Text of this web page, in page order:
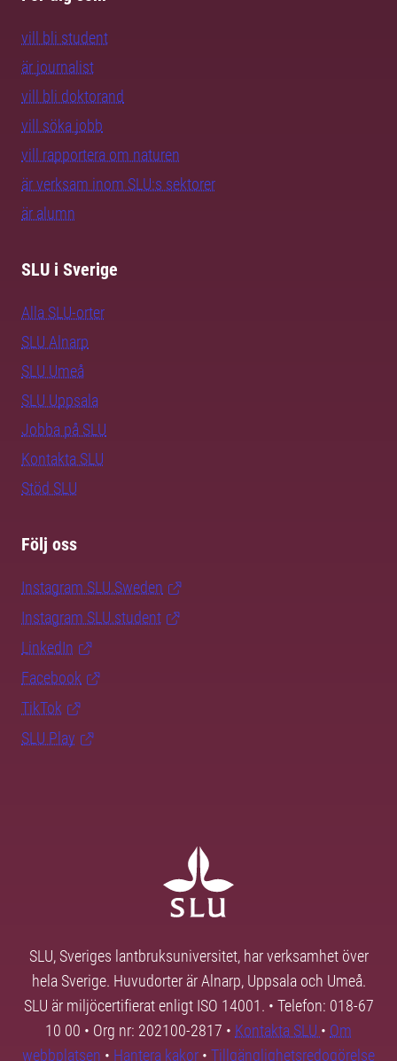
vill bli student
är journalist
vill bli doktorand
vill söka jobb
vill rapportera om naturen
är verksam inom SLU:s sektorer
är alumn
SLU i Sverige
Alla SLU-orter
SLU Alnarp
SLU Umeå
SLU Uppsala
Jobba på SLU
Kontakta SLU
Stöd SLU
Följ oss
Instagram SLU.Sweden
Instagram SLU.student
LinkedIn
Facebook
TikTok
SLU Play
SLU, Sveriges lantbruksuniversitet, har verksamhet över
hela Sverige. Huvudorter är Alnarp, Uppsala och Umeå.
SLU är miljöcertifierat enligt ISO 14001. • Telefon: 018-67
10 00 • Org nr: 202100-2817 • Kontakta SLU • Om
webbplatsen • Hantera kakor • Tillgänglighetsredogörelse